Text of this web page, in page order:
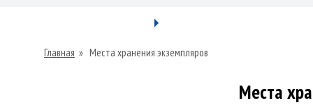
Главная » Места хранения экземпляров
Места